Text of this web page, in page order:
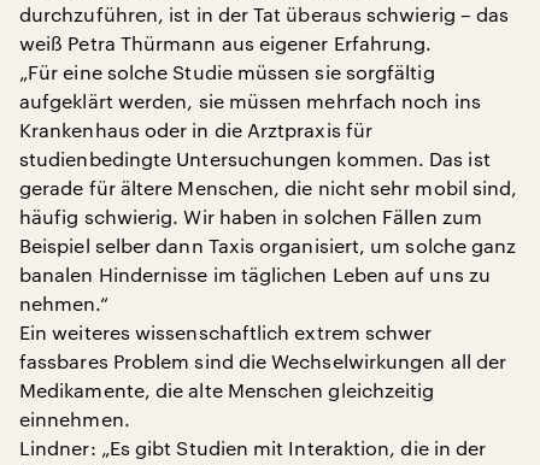
durchzuführen, ist in der Tat überaus schwierig – das
weiß Petra Thürmann aus eigener Erfahrung.
„Für eine solche Studie müssen sie sorgfältig
aufgeklärt werden, sie müssen mehrfach noch ins
Krankenhaus oder in die Arztpraxis für
studienbedingte Untersuchungen kommen. Das ist
gerade für ältere Menschen, die nicht sehr mobil sind,
häufig schwierig. Wir haben in solchen Fällen zum
Beispiel selber dann Taxis organisiert, um solche ganz
banalen Hindernisse im täglichen Leben auf uns zu
nehmen.“
Ein weiteres wissenschaftlich extrem schwer
fassbares Problem sind die Wechselwirkungen all der
Medikamente, die alte Menschen gleichzeitig
einnehmen.
Lindner: „Es gibt Studien mit Interaktion, die in der